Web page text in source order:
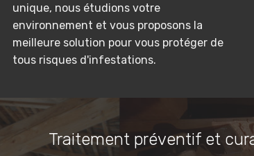
unique, nous étudions votre
environnement et vous proposons la
meilleure solution pour vous protéger de
tous risques d'infestations.
Traitement préventif et